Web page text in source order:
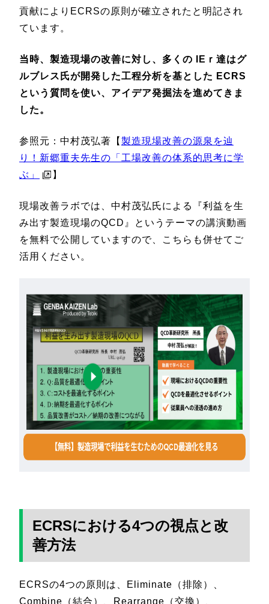
貢献によりECRSの原則が確立されたと明記され
ています。
当時、製造現場の改善に対し、多くの IEｒ達はグ
ルブレス氏が開発した工程分析を基とした ECRS
という質問を使い、アイデア発掘法を進めてきま
した。
参照元：中村茂弘著【 製造現場改善の源泉を辿
り！新郷重夫先生の「工場改善の体系的思考に学
ぶ」
】
現場改善ラボでは、中村茂弘氏による『利益を生
み出す製造現場のQCD』というテーマの講演動画
を無料で公開していますので、こちらも併せてご
活用ください。
ECRSにおける4つの視点と改
善方法
ECRSの4つの原則は、Eliminate（排除）、
Combine（結合）、Rearrange（交換）、